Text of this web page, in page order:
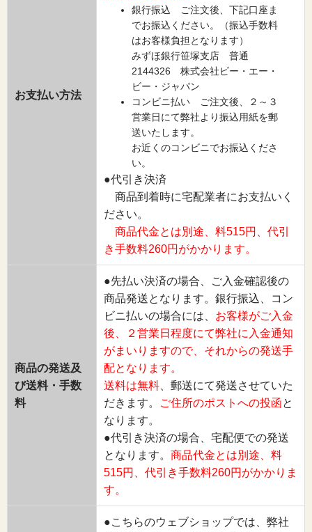
お支払い方法
銀行振込 ご注文後、下記口座ま
でお振込ください。（振込手数料
はお客様負担となります）
みずほ銀行笹塚支店 普通
2144326 株式会社ビー・エー・
ビー・ジャパン
コンビニ払い ご注文後、２～３
営業日にて弊社より振込用紙を郵
送いたします。
お近くのコンビニでお振込くださ
い。
●代引き決済
商品到着時に宅配業者にお支払いく
ださい。
商品代金とは別途、料515円、代引
き手数料260円がかかります。
商品の発送及
び送料・手数
料
●先払い決済の場合、ご入金確認後の
商品発送となります。銀行振込、コン
ビニ払いの場合には、 お客様がご入金
後、２営業日程度にて弊社に入金通知
がまいりますので、それからの発送手
配となります。
送料は無料 、郵送にて発送させていた
だきます。
ご住所のポストへの投函と
なります。
●代引き決済の場合、宅配便での発送
となります。 商品代金とは別途、料
515円、代引き手数料260円がかかりま
す。
●こちらのウェブショップでは、弊社